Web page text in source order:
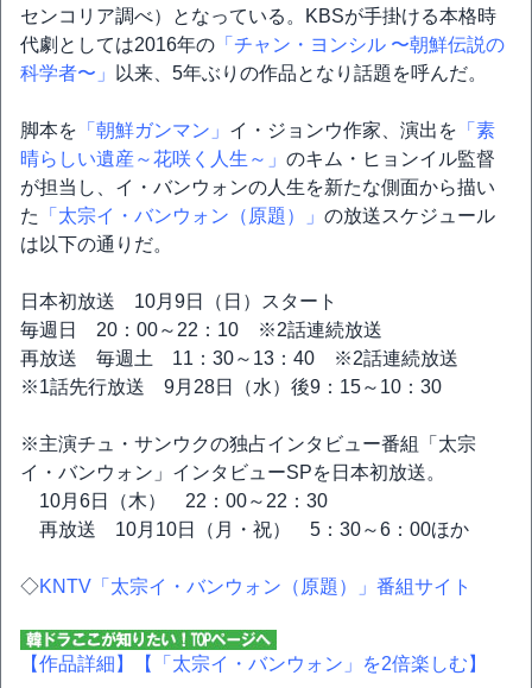
センコリア調べ）となっている。KBSが手掛ける本格時
代劇としては2016年の 「チャン・ヨンシル 〜朝鮮伝説の
科学者〜」
以来、5年ぶりの作品となり話題を呼んだ。
脚本を 「朝鮮ガンマン」 イ・ジョンウ作家、演出を 「素
晴らしい遺産～花咲く人生～」 のキム・ヒョンイル監督
が担当し、イ・バンウォンの人生を新たな側面から描い
た
「太宗イ・バンウォン（原題）」 の放送スケジュール
は以下の通りだ。
日本初放送 10月9日（日）スタート
毎週日 20：00～22：10 ※2話連続放送
再放送 毎週土 11：30～13：40 ※2話連続放送
※1話先行放送 9月28日（水）後9：15～10：30
※主演チュ・サンウクの独占インタビュー番組「太宗
イ・バンウォン」インタビューSPを日本初放送。
10月6日（木） 22：00～22：30
再放送 10月10日（月・祝） 5：30～6：00ほか
◇KNTV「太宗イ・バンウォン（原題）」番組サイト
【作品詳細】 【「太宗イ・バンウォン」を2倍楽しむ】